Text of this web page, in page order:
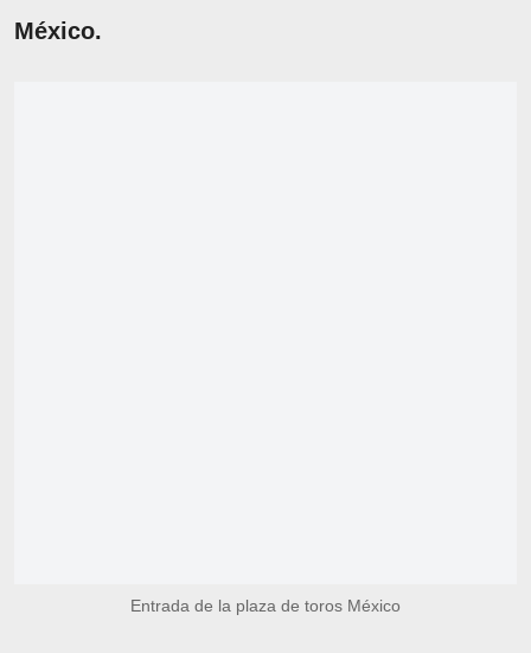
México.
Entrada de la plaza de toros México